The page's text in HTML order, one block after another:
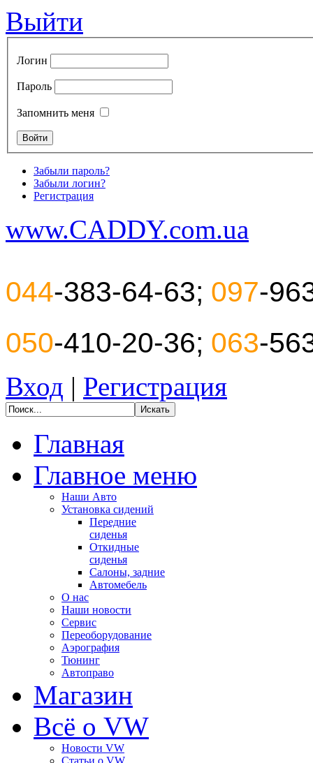
Выйти
Логин
Пароль
Запомнить меня
Забыли пароль?
Забыли логин?
Регистрация
www.CADDY.com.ua
044-383-64-63; 097-
050-410-20-36; 063-
Вход | Регистрация
Главная
Главное меню
Наши Авто
Установка сидений
Передние
сиденья
Откидные
сиденья
Салоны, задние
Автомебель
О нас
Наши новости
Сервис
Переоборудование
Аэрография
Тюнинг
Автоправо
Магазин
Всё о VW
Новости VW
Статьи o VW